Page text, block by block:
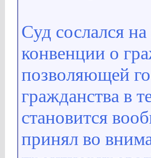
Суд сослался
конвенции о
позволяющей
гражданства в
становится
принял во